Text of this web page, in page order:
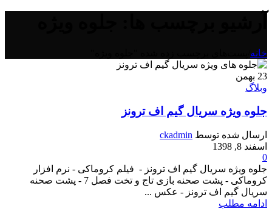
خانه
23 بهمن
وبلاگ
جلوه ویژه سریال گیم اف ترونز
ارسال شده توسط ckadmin
اسفند 8, 1398
0
جلوه ویژه سریال گیم اف ترونز - فیلم کروماکی - نرم افزار
کروماکی - پشت صحنه بازی تاج و تخت فصل 7 - پشت صحنه
سریال گیم اف ترونز - عکس ...
ادامه مطلب